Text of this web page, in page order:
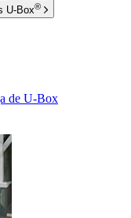
U-Box®
de U-Box